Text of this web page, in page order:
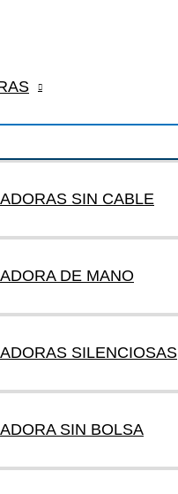
SIN CABLE
DE MANO
SILENCIOSAS
SIN BOLSA